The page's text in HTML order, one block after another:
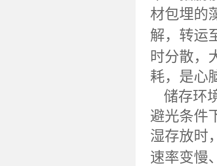
材包埋的
解，转运
时分散，
耗，是心
储存环
避光条件
湿存放时
速率变慢